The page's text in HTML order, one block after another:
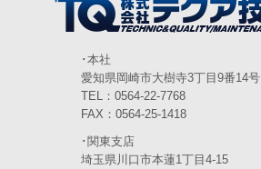
2024年2月(4)
(6)
2023年12月(3)
2023年10月(3)
･本社
愛知県岡崎市大樹寺3丁目9番14号
TEL：0564-22-7768
FAX：0564-25-1418
･関東支店
埼玉県川口市本蓮1丁目4-15